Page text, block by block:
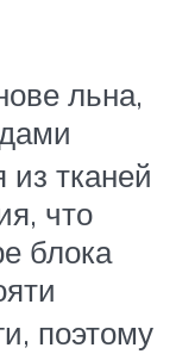
льна,
из тканей
что
блока
поэтому